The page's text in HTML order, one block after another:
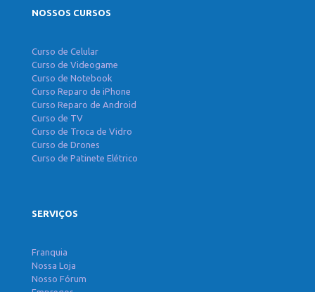
NOSSOS CURSOS
Curso de Celular
Curso de Videogame
Curso de Notebook
Curso Reparo de iPhone
Curso Reparo de Android
Curso de TV
Curso de Troca de Vidro
Curso de Drones
Curso de Patinete Elétrico
SERVIÇOS
Franquia
Nossa Loja
Nosso Fórum